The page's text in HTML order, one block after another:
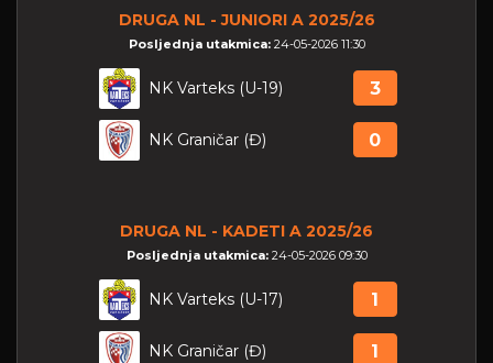
DRUGA NL - JUNIORI A 2025/26
Posljednja utakmica: 24-05-2026 11:30
NK Varteks (U-19) 3
NK Graničar (Đ) 0
DRUGA NL - KADETI A 2025/26
Posljednja utakmica: 24-05-2026 09:30
NK Varteks (U-17) 1
NK Graničar (Đ) 1